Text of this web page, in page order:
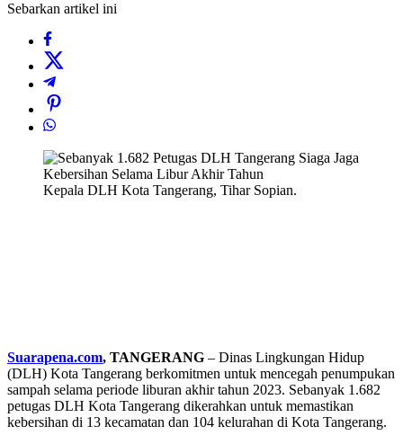
Sebarkan artikel ini
Kepala DLH Kota Tangerang, Tihar Sopian.
Suarapena.com, TANGERANG – Dinas Lingkungan Hidup
(DLH) Kota Tangerang berkomitmen untuk mencegah penumpukan
sampah selama periode liburan akhir tahun 2023. Sebanyak 1.682
petugas DLH Kota Tangerang dikerahkan untuk memastikan
kebersihan di 13 kecamatan dan 104 kelurahan di Kota Tangerang.